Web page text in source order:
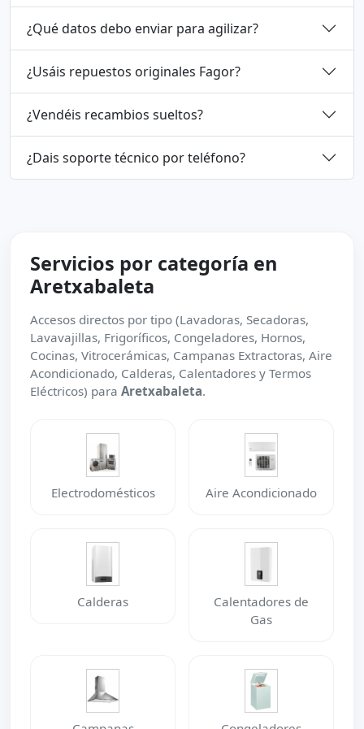
¿Qué datos debo enviar para agilizar?
¿Usáis repuestos originales Fagor?
¿Vendéis recambios sueltos?
¿Dais soporte técnico por teléfono?
Servicios por categoría en
Aretxabaleta
Accesos directos por tipo (Lavadoras, Secadoras,
Lavavajillas, Frigoríficos, Congeladores, Hornos,
Cocinas, Vitrocerámicas, Campanas Extractoras, Aire
Acondicionado, Calderas, Calentadores y Termos
Eléctricos) para Aretxabaleta.
Electrodomésticos Aire Acondicionado
Calderas
Calentadores de
Gas